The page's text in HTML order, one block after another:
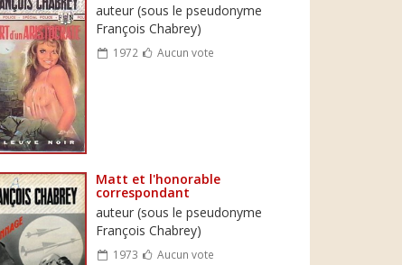
auteur (sous le pseudonyme
François Chabrey)
1972 Aucun vote
Matt et l'honorable
correspondant
auteur (sous le pseudonyme
François Chabrey)
1973 Aucun vote